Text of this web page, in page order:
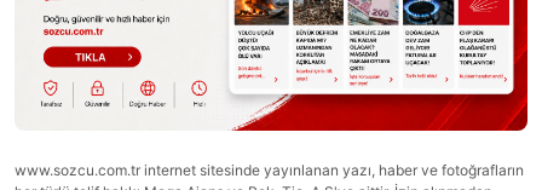
www.sozcu.com.tr internet sitesinde yayınlanan yazı, haber ve fotoğrafların